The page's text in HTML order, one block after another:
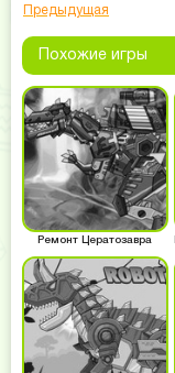
Предыдущая
Похожие игры
Ремонт Цератозавра